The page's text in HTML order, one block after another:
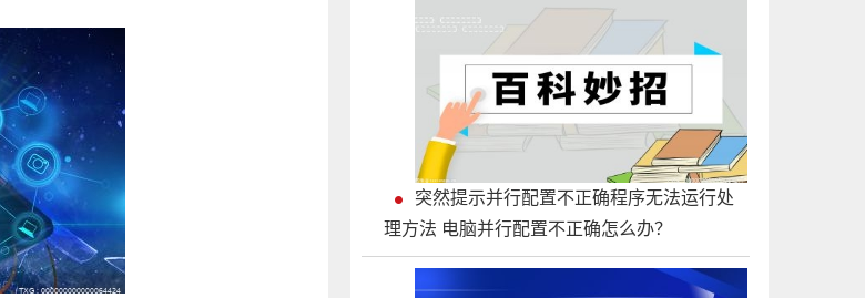
突然提示并行配置不正确程序无法运行处
理方法 电脑并行配置不正确怎么办？